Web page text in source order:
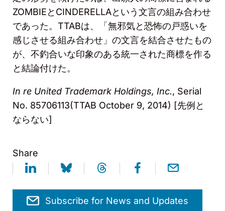
ZOMBIEと CINDERELLAという文言の組み合わせ
であった。 TTABは、「無邪気と恐怖の戸惑いを
感じさせる組み合わせ」の文言を結合させたもの
が、不釣合いな印象のある統一された商標を作る
と結論付けた。
In re United Trademark Holdings, Inc., Serial
No. 85706113(TTAB October 9, 2014) [先例と
ならない]
Share
Subscribe for News and Updates